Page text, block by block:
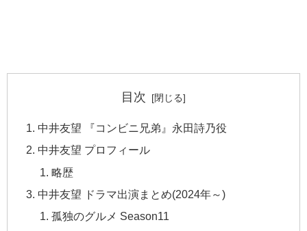
目次
中井友望 『コンビニ兄弟』永田詩乃役
中井友望 プロフィール
略歴
中井友望 ドラマ出演まとめ(2024年～)
孤独のグルメ Season11